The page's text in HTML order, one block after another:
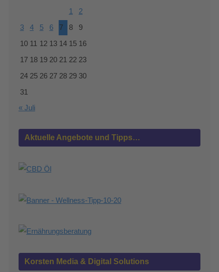
1 2
3 4 5 6 7 8 9
10 11 12 13 14 15 16
17 18 19 20 21 22 23
24 25 26 27 28 29 30
31
« Juli
Aktuelle Angebote und Tipps…
Korsten Media & Digital Solutions